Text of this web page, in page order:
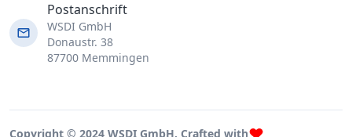
Postanschrift
WSDI GmbH
Donaustr. 38
87700 Memmingen
Copyright © 2024 WSDI GmbH. Crafted with